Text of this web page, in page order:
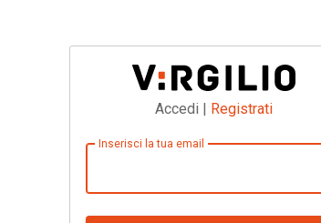
Accedi | Registrati
Inserisci la tua email